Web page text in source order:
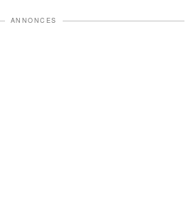
ANNONCES